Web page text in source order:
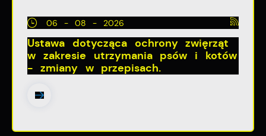
06 - 08 - 2026
Ustawa dotycząca ochrony zwięrząt
w zakresie utrzymania psów i kotów
- zmiany w przepisach.